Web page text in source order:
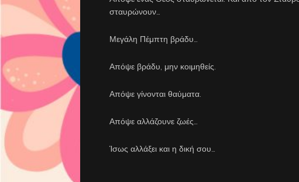
σταυρώνουν…
Μεγάλη Πέμπτη βράδυ…
Απόψε βράδυ, μην κοιμηθείς.
Απόψε γίνονται θαύματα.
Απόψε αλλάζουνε ζωές…
Ίσως αλλάξει και η δική σου…